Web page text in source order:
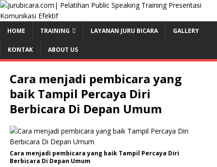
HOME TRAINING LAYANAN JURU BICARA GALLERY
KONTAK ABOUT US
Cara menjadi pembicara yang
baik Tampil Percaya Diri
Berbicara Di Depan Umum
Cara menjadi pembicara yang baik Tampil Percaya Diri
Berbicara Di Depan Umum